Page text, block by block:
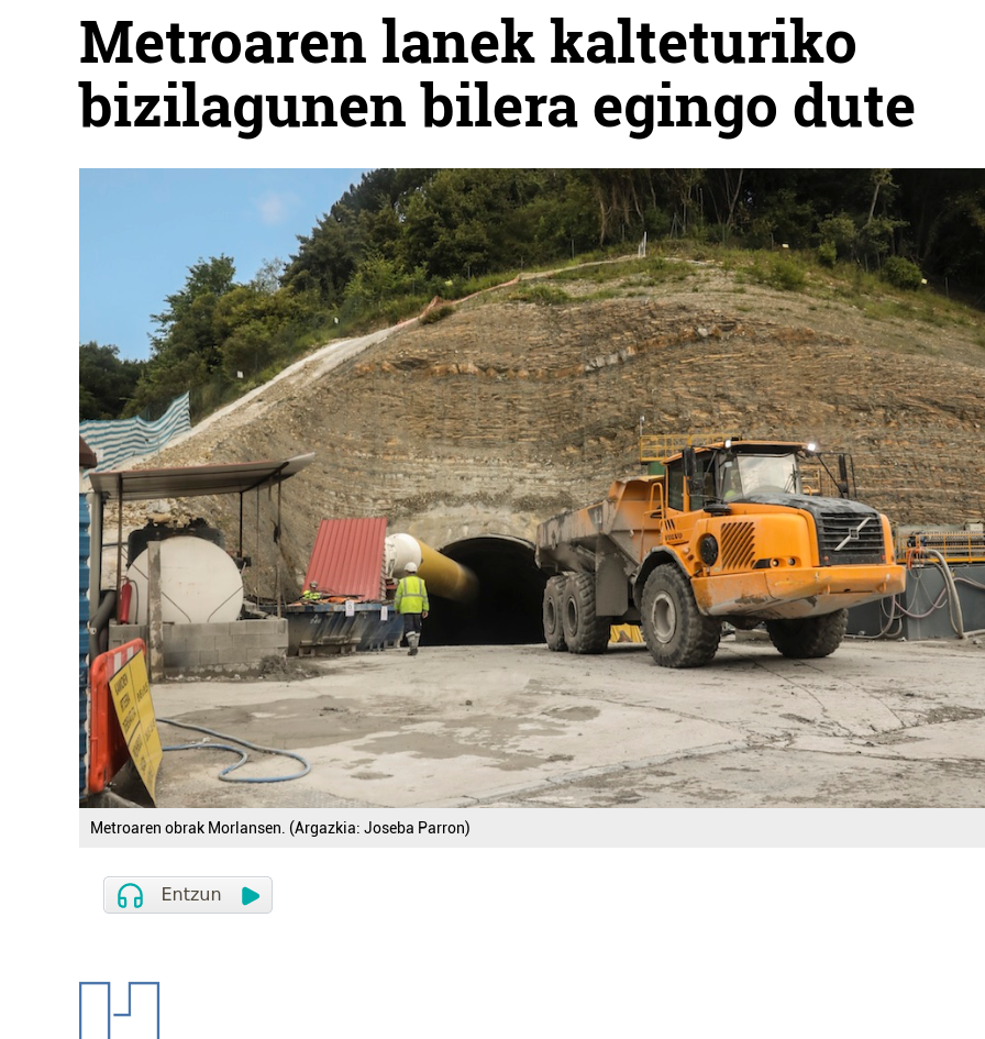
Metroaren lanek kalteturiko
bizilagunen bilera egingo dute
Metroaren obrak Morlansen. (Argazkia: Joseba Parron)